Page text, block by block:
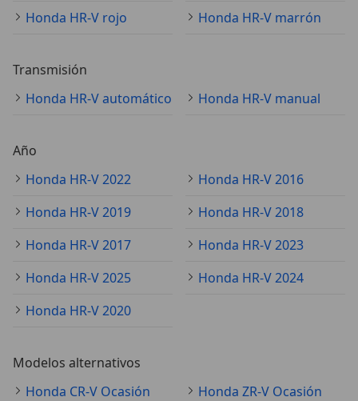
Honda HR-V rojo
Honda HR-V marrón
Transmisión
Honda HR-V automático
Honda HR-V manual
Año
Honda HR-V 2022
Honda HR-V 2016
Honda HR-V 2019
Honda HR-V 2018
Honda HR-V 2017
Honda HR-V 2023
Honda HR-V 2025
Honda HR-V 2024
Honda HR-V 2020
Modelos alternativos
Honda CR-V Ocasión
Honda ZR-V Ocasión